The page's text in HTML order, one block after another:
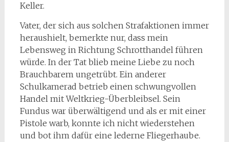
Keller.
Vater, der sich aus solchen Strafaktionen immer
heraushielt, bemerkte nur, dass mein
Lebensweg in Richtung Schrotthandel führen
würde. In der Tat blieb meine Liebe zu noch
Brauchbarem ungetrübt. Ein anderer
Schulkamerad betrieb einen schwungvollen
Handel mit Weltkrieg-Überbleibsel. Sein
Fundus war überwältigend und als er mit einer
Pistole warb, konnte ich nicht wiederstehen
und bot ihm dafür eine lederne Fliegerhaube.